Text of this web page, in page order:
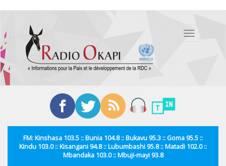
contenu
principal
Toggle
FM: Kinshasa 103.5 :: Bunia 104.8 :: Bukavu 95.3 :: Goma 95.5 ::
Kindu 103.0 :: Kisangani 94.8 :: Lubumbashi 95.8 :: Matadi 102.0 ::
Mbandaka 103.0 :: Mbuji-mayi 93.8